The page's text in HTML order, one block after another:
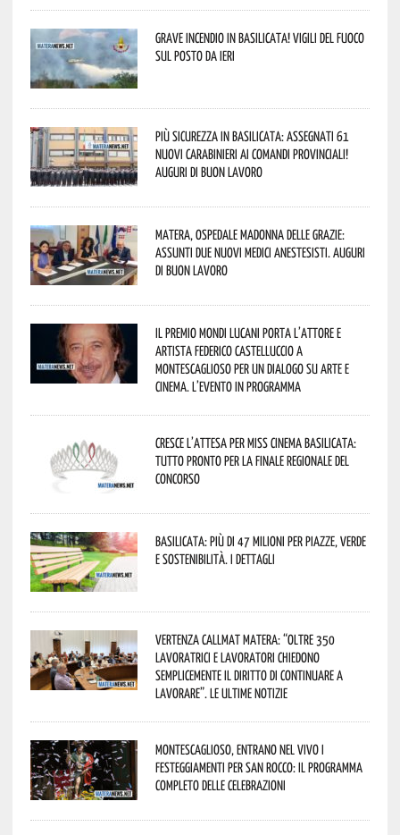
Grave incendio in Basilicata! Vigili del fuoco
sul posto da ieri
Più sicurezza in Basilicata: assegnati 61
nuovi Carabinieri ai Comandi provinciali!
Auguri di buon lavoro
Matera, Ospedale Madonna delle Grazie:
assunti due nuovi medici anestesisti. Auguri
di buon lavoro
Il Premio Mondi Lucani porta l’attore e
artista Federico Castelluccio a
Montescaglioso per un dialogo su arte e
cinema. L’evento in programma
Cresce l’attesa per Miss Cinema Basilicata:
tutto pronto per la finale regionale del
concorso
Basilicata: più di 47 milioni per piazze, verde
e sostenibilità. I dettagli
Vertenza CallMat Matera: “Oltre 350
lavoratrici e lavoratori chiedono
semplicemente il diritto di continuare a
lavorare”. Le ultime notizie
Montescaglioso, entrano nel vivo i
festeggiamenti per San Rocco: il programma
completo delle celebrazioni